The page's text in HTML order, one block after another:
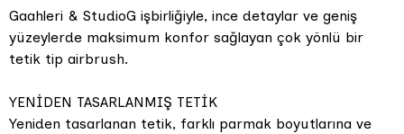
Gaahleri & StudioG işbirliğiyle, ince detaylar ve geniş
yüzeylerde maksimum konfor sağlayan çok yönlü bir
tetik tip airbrush.
YENİDEN TASARLANMIŞ TETİK
Yeniden tasarlanan tetik, farklı parmak boyutlarına ve